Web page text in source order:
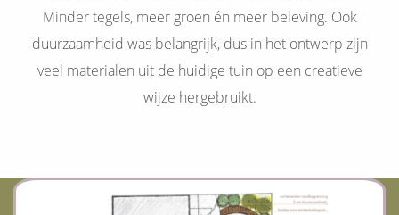
Minder tegels, meer groen én meer beleving. Ook
duurzaamheid was belangrijk, dus in het ontwerp zijn
veel materialen uit de huidige tuin op een creatieve
wijze hergebruikt.